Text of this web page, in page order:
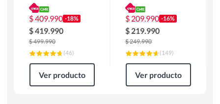
180 x 90 x 76 cm
Café
$409.990 -18%
$419.990
$499.990
(46)
Ver producto
Atlanta 91x101x94
cm Negro
$ 209.990 -16%
$ 219.990
$249.990
(149)
Ver producto